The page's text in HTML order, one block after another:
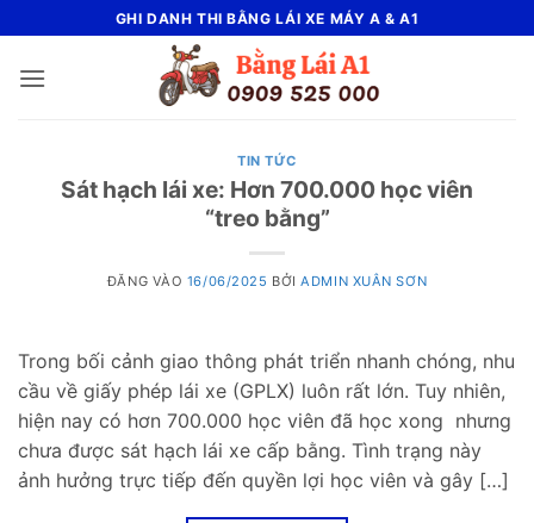
qua
nội
GHI DANH THI BẰNG LÁI XE MÁY A & A1
TIN TỨC
Sát hạch lái xe: Hơn 700.000 học viên
“treo bằng”
ĐĂNG VÀO 16/06/2025 BỞIADMIN XUÂN SƠN
Trong bối cảnh giao thông phát triển nhanh chóng, nhu
cầu về giấy phép lái xe (GPLX) luôn rất lớn. Tuy nhiên,
hiện nay có hơn 700.000 học viên đã học xong nhưng
chưa được sát hạch lái xe cấp bằng. Tình trạng này
ảnh hưởng trực tiếp đến quyền lợi học viên và gây […]